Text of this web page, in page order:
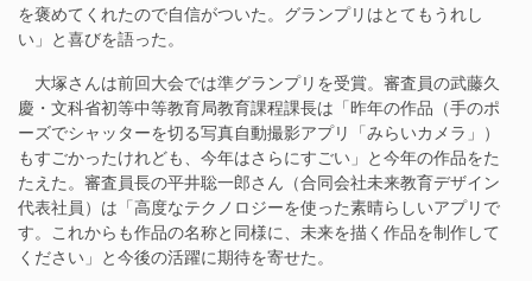
を褒めてくれたので自信がついた。グランプリはとてもうれし
い」と喜びを語った。
大塚さんは前回大会では準グランプリを受賞。審査員の武藤久
慶・文科省初等中等教育局教育課程課長は「昨年の作品（手のポ
ーズでシャッターを切る写真自動撮影アプリ「みらいカメラ」）
もすごかったけれども、今年はさらにすごい」と今年の作品をた
たえた。審査員長の平井聡一郎さん（合同会社未来教育デザイン
代表社員）は「高度なテクノロジーを使った素晴らしいアプリで
す。これからも作品の名称と同様に、未来を描く作品を制作して
ください」と今後の活躍に期待を寄せた。